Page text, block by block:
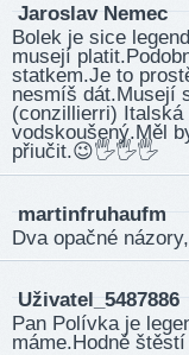
Jaroslav Nemec
Bolek je sice
musejí
statkem.Je to
nesmíš dát.Musejí
(conzillierri)
vodskoušený.Měl
přiučit.😉🖐️🖐️🖐️
martinfruhaufm
Dva opačné
Uživatel_5487886
Pan Polívka je
máme.Hodně